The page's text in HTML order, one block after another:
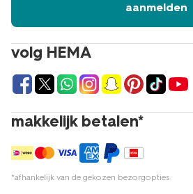
volg HEMA
makkelijk betalen*
*afhankelijk van de gekozen bezorgopties
aanmelden